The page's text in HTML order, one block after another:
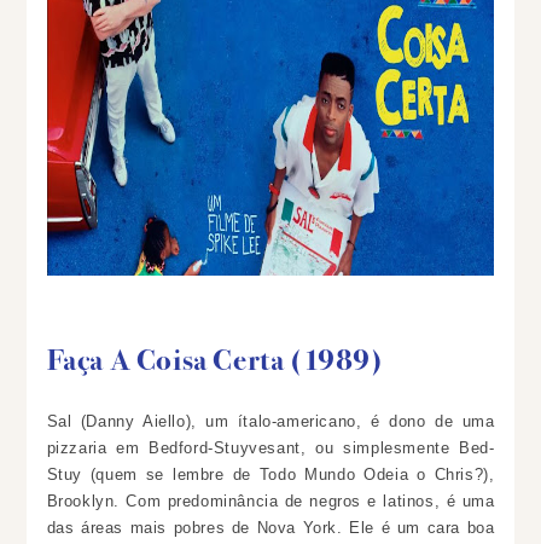
Faça A Coisa Certa (1989)
Sal (Danny Aiello), um ítalo-americano, é dono de uma
pizzaria em Bedford-Stuyvesant, ou simplesmente
Bed-
Stuy (quem se lembre de Todo Mundo Odeia o Chris?),
Brooklyn. Com predominância de negros e latinos, é uma
das áreas mais pobres de Nova York. Ele é um cara boa